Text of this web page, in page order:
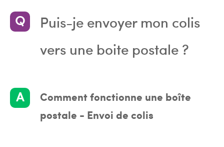
Puis-je envoyer mon colis
vers une boite postale ?
Comment fonctionne une boîte
postale - Envoi de colis